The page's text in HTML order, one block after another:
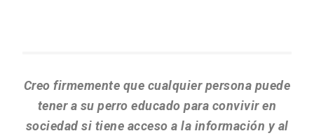
Creo firmemente que cualquier persona puede
tener a su perro educado para convivir en
sociedad si tiene acceso a la información y al